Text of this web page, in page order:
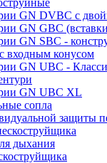
GN DVBC с
GN GBC
GN SBC -
входным конусом
GN UBC -
GN UBC XL
сопла
защиты
дыхания